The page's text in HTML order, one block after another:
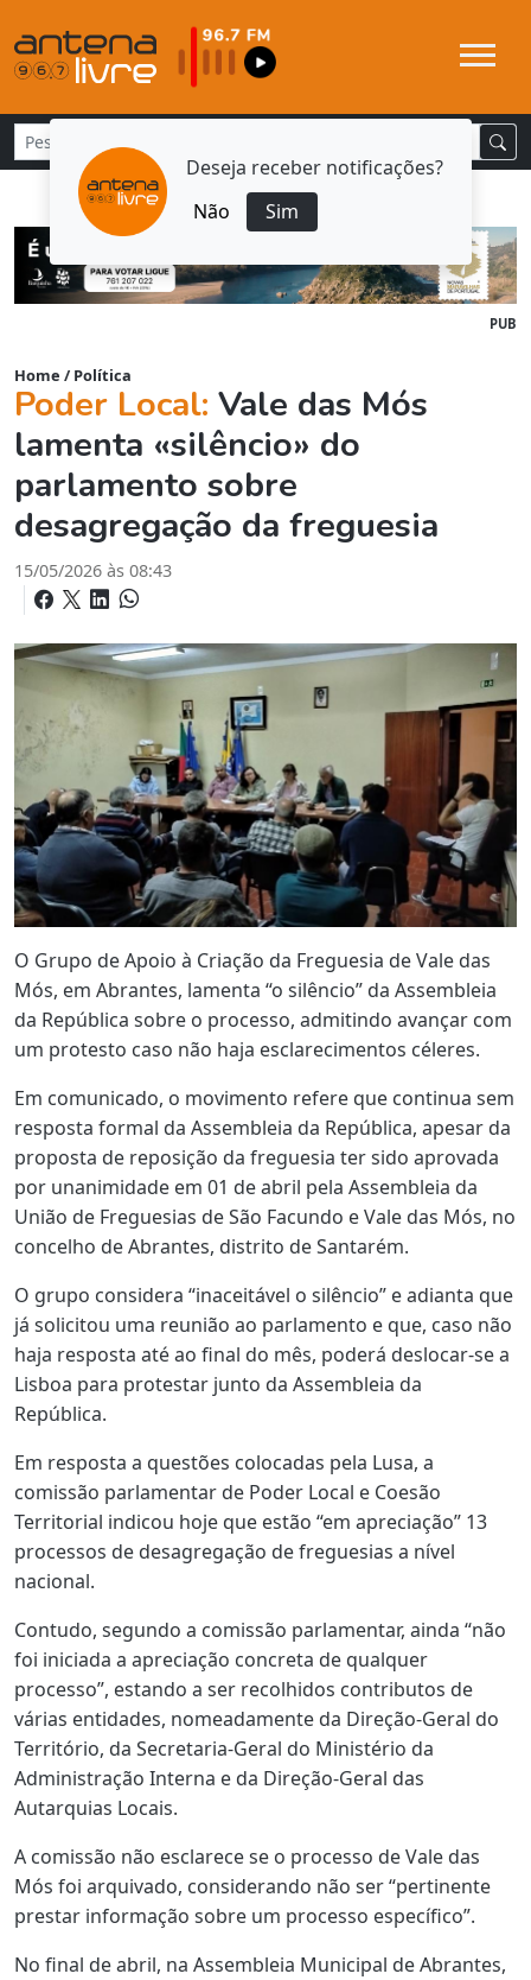
Deseja receber notificações?
Não
Sim
PUB
Home / Política
Poder Local: Vale das Mós
lamenta «silêncio» do
parlamento sobre
desagregação da freguesia
15/05/2026 às 08:43
O Grupo de Apoio à Criação da Freguesia de Vale das
Mós, em Abrantes, lamenta “o silêncio” da Assembleia
da República sobre o processo, admitindo avançar com
um protesto caso não haja esclarecimentos céleres.
Em comunicado, o movimento refere que continua sem
resposta formal da Assembleia da República, apesar da
proposta de reposição da freguesia ter sido aprovada
por unanimidade em 01 de abril pela Assembleia da
União de Freguesias de São Facundo e Vale das Mós, no
concelho de Abrantes, distrito de Santarém.
O grupo considera “inaceitável o silêncio” e adianta que
já solicitou uma reunião ao parlamento e que, caso não
haja resposta até ao final do mês, poderá deslocar-se a
Lisboa para protestar junto da Assembleia da
República.
Em resposta a questões colocadas pela Lusa, a
comissão parlamentar de Poder Local e Coesão
Territorial indicou hoje que estão “em apreciação” 13
processos de desagregação de freguesias a nível
nacional.
Contudo, segundo a comissão parlamentar, ainda “não
foi iniciada a apreciação concreta de qualquer
processo”, estando a ser recolhidos contributos de
várias entidades, nomeadamente da Direção-Geral do
Território, da Secretaria-Geral do Ministério da
Administração Interna e da Direção-Geral das
Autarquias Locais.
A comissão não esclarece se o processo de Vale das
Mós foi arquivado, considerando não ser “pertinente
prestar informação sobre um processo específico”.
No final de abril, na Assembleia Municipal de Abrantes,